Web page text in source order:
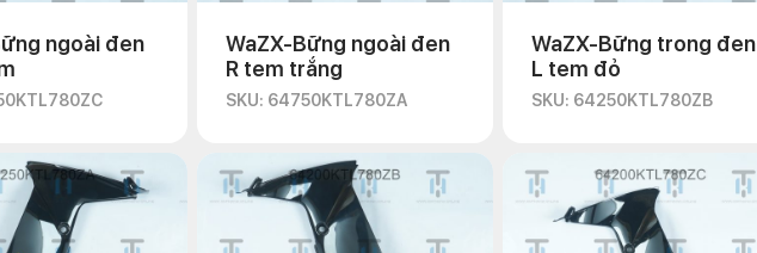
ngoài đen
WaZX-Bững ngoài đen
R tem trắng
SKU: 64750KTL780ZA
WaZX-Bững trong đen
L tem đỏ
SKU: 64250KTL780ZB